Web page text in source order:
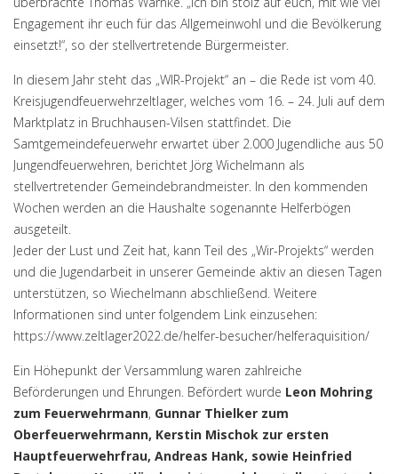
Engagement ihr euch für das Allgemeinwohl und die Bevölkerung
einsetzt!“, so der stellvertretende Bürgermeister.
In diesem Jahr steht das „WIR-Projekt“ an – die Rede ist vom 40.
Kreisjugendfeuerwehrzeltlager, welches vom 16. – 24. Juli auf dem
Marktplatz in Bruchhausen-Vilsen stattfindet. Die
Samtgemeindefeuerwehr erwartet über 2.000 Jugendliche aus 50
Jungendfeuerwehren, berichtet Jörg Wichelmann als
stellvertretender Gemeindebrandmeister. In den kommenden
Wochen werden an die Haushalte sogenannte Helferbögen
ausgeteilt.
Jeder der Lust und Zeit hat, kann Teil des „Wir-Projekts“ werden
und die Jugendarbeit in unserer Gemeinde aktiv an diesen Tagen
unterstützen, so Wiechelmann abschließend. Weitere
Informationen sind unter folgendem Link einzusehen:
https://www.zeltlager2022.de/helfer-besucher/helferaquisition/
Ein Höhepunkt der Versammlung waren zahlreiche
Beförderungen und Ehrungen. Befördert wurde Leon Mohring
zum Feuerwehrmann, Gunnar Thielker zum
Oberfeuerwehrmann, Kerstin Mischok zur ersten
Hauptfeuerwehrfrau, Andreas Hank, sowie Heinfried